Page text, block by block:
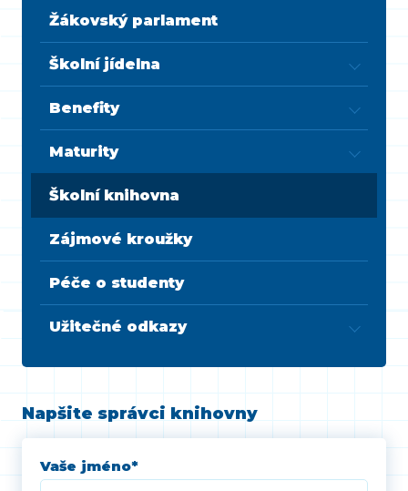
Žákovský parlament
Školní jídelna
Benefity
Maturity
Školní knihovna
Zájmové kroužky
Péče o studenty
Užitečné odkazy
Napšite správci knihovny
Vaše jméno*